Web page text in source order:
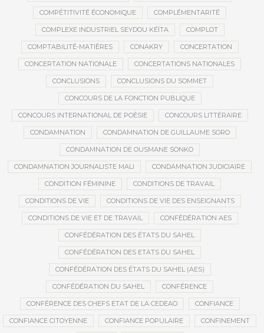
COMPÉTITIVITÉ ÉCONOMIQUE COMPLÉMENTARITÉ
COMPLEXE INDUSTRIEL SEYDOU KÉÏTA COMPLOT
COMPTABILITÉ-MATIÈRES CONAKRY CONCERTATION
CONCERTATION NATIONALE CONCERTATIONS NATIONALES
CONCLUSIONS CONCLUSIONS DU SOMMET
CONCOURS DE LA FONCTION PUBLIQUE
CONCOURS INTERNATIONAL DE POÉSIE CONCOURS LITTÉRAIRE
CONDAMNATION CONDAMNATION DE GUILLAUME SORO
CONDAMNATION DE OUSMANE SONKO
CONDAMNATION JOURNALISTE MALI CONDAMNATION JUDICIAIRE
CONDITION FÉMININE CONDITIONS DE TRAVAIL
CONDITIONS DE VIE CONDITIONS DE VIE DES ENSEIGNANTS
CONDITIONS DE VIE ET DE TRAVAIL CONFÉDÉRATION AES
CONFÉDÉRATION DES ÉTATS DU SAHEL
CONFÉDÉRATION DES ETATS DU SAHEL
CONFÉDÉRATION DES ÉTATS DU SAHEL (AES)
CONFÉDÉRATION DU SAHEL CONFÉRENCE
CONFÉRENCE DES CHEFS ETAT DE LA CEDEAO CONFIANCE
CONFIANCE CITOYENNE CONFIANCE POPULAIRE CONFINEMENT